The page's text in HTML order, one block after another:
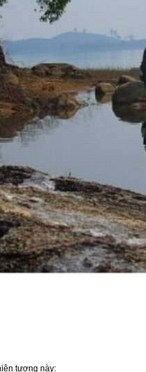
tượng này: